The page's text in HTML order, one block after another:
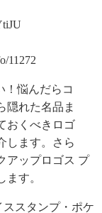
11272
！悩んだらコ
隠れた名品ま
おくべきロゴ
します。さら
アップロゴス プ
す。
スタンプ・ポケ